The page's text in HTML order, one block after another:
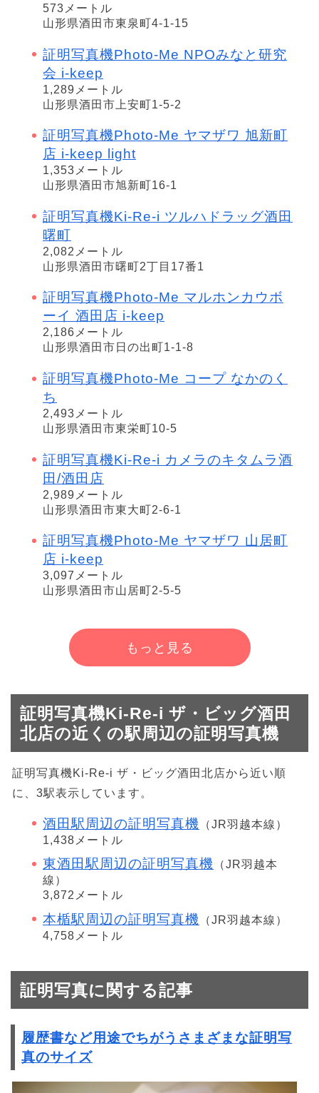
573メートル
山形県酒田市東泉町4-1-15
証明写真機Photo-Me NPOみなと研究
会 i-keep
1,289メートル
山形県酒田市上安町1-5-2
証明写真機Photo-Me ヤマザワ 旭新町
店 i-keep light
1,353メートル
山形県酒田市旭新町16-1
証明写真機Ki-Re-i ツルハドラッグ酒田
曙町
2,082メートル
山形県酒田市曙町2丁目17番1
証明写真機Photo-Me マルホンカウボ
ーイ 酒田店 i-keep
2,186メートル
山形県酒田市日の出町1-1-8
証明写真機Photo-Me コープ なかのく
ち
2,493メートル
山形県酒田市東栄町10-5
証明写真機Ki-Re-i カメラのキタムラ酒
田/酒田店
2,989メートル
山形県酒田市東大町2-6-1
証明写真機Photo-Me ヤマザワ 山居町
店 i-keep
3,097メートル
山形県酒田市山居町2-5-5
もっと見る
証明写真機Ki-Re-i ザ・ビッグ酒田
北店の近くの駅周辺の証明写真機
証明写真機Ki-Re-i ザ・ビッグ酒田北店から近い順
に、3駅表示しています。
酒田駅周辺の証明写真機
（JR羽越本線）
1,438メートル
東酒田駅周辺の証明写真機
（JR羽越本
線）
3,872メートル
本楯駅周辺の証明写真機
（JR羽越本線）
4,758メートル
証明写真に関する記事
履歴書など用途でちがうさまざまな証明写
真のサイズ